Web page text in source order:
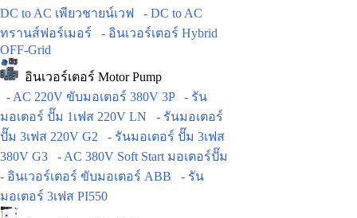
DC to AC เพียวชายน์เวฟ
- DC to AC
ทรานส์ฟอร์เมอร์
- อินเวอร์เตอร์ Hybrid
OFF-Grid
อินเวอร์เตอร์ Motor Pump
- AC 220V ขับมอเตอร์ 380V 3P
- รัน
มอเตอร์ ปั๊ม 1เฟส 220V LN
- รันมอเตอร์
ปั๊ม 3เฟส 220V G2
- รันมอเตอร์ ปั๊ม 3เฟส
380V G3
- AC 380V Soft Start มอเตอร์ปั๊ม
- อินเวอร์เตอร์ ขับมอเตอร์ ABB
- รัน
มอเตอร์ 3เฟส PI550